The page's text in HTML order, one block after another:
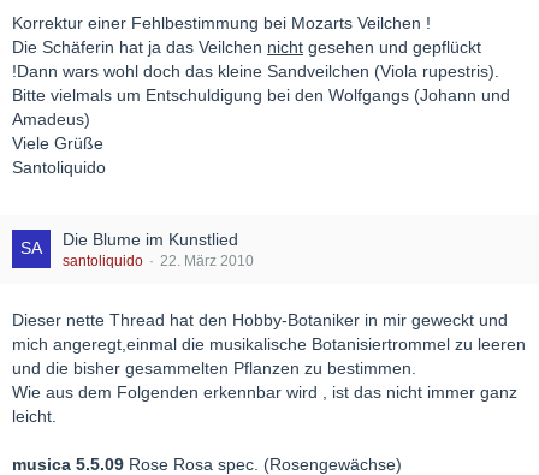
Korrektur einer Fehlbestimmung bei Mozarts Veilchen !
Die Schäferin hat ja das Veilchen nicht gesehen und gepflückt
!Dann wars wohl doch das kleine Sandveilchen (Viola rupestris).
Bitte vielmals um Entschuldigung bei den Wolfgangs (Johann und
Amadeus)
Viele Grüße
Santoliquido
Die Blume im Kunstlied
santoliquido 22. März 2010
Dieser nette Thread hat den Hobby-Botaniker in mir geweckt und
mich angeregt,einmal die musikalische Botanisiertrommel zu leeren
und die bisher gesammelten Pflanzen zu bestimmen.
Wie aus dem Folgenden erkennbar wird , ist das nicht immer ganz
leicht.
musica 5.5.09 Rose Rosa spec. (Rosengewächse)